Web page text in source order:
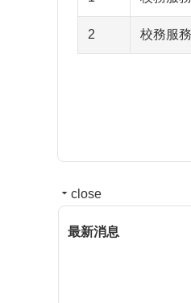
2 校務服
close
最新消息